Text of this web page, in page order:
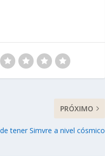
PRÓXIMO
tener Simvre a nivel cósmico